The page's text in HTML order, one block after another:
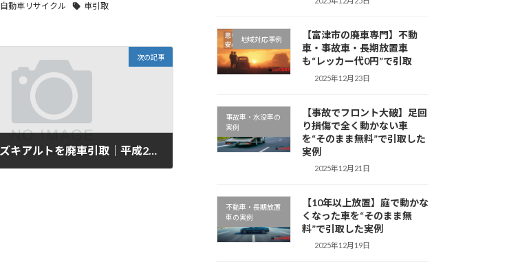
自動車リサイクル 車引取
次の記事
大阪府でスズキアルトを廃車引取｜平成28年式・7万km
地域対応事例
【富津市の廃車専門】不動
車・事故車・長期放置車
も“レッカー代0円”で引取
2025年12月23日
事故車・水没車の
実例
【事故でフロント大破】足回
り損傷で全く動かない車
を“そのまま無料”で引取した
実例
2025年12月21日
不動車・長期放置
車の実例
【10年以上放置】庭で動かな
くなった車を“そのまま無
料”で引取した実例
2025年12月19日